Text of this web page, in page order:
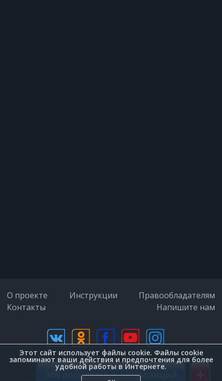
369 популярных композиций
дизайн (Zenit-Group)
О проекте Инструкции
Правообладателям
Контакты
Напишите нам
Этот сайт использует файлы cookie. Файлы cookie
запоминают ваши действия и предпочтения для более
удобной работы в Интернете.